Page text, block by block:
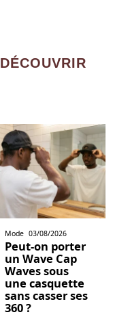
DÉCOUVRIR
Mode 03/08/2026
Peut-on porter
un Wave Cap
Waves sous
une casquette
sans casser ses
360 ?